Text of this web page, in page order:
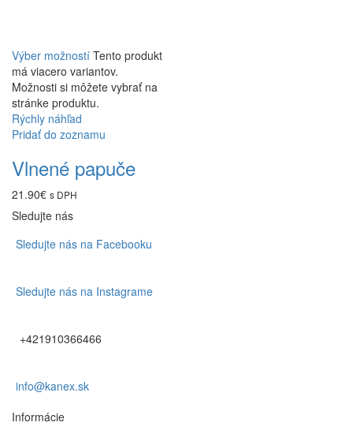
Výber možností Tento produkt
má viacero variantov.
Možnosti si môžete vybrať na
stránke produktu.
Rýchly náhľad
Pridať do zoznamu
Vlnené papuče
21.90€ s DPH
Sledujte nás
Sledujte nás na Facebooku
Sledujte nás na Instagrame
+421910366466
info@kanex.sk
Informácie